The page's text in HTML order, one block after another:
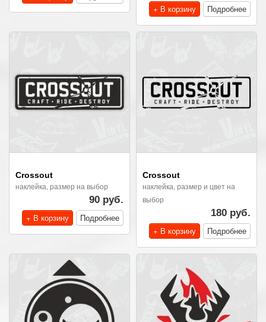
+ В корзину
Подробнее
Crossout
наклейка, размер на выбор
90 руб.
+ В корзину
Подробнее
Crossout
наклейка, размер и цвет на
выбор
180 руб.
+ В корзину
Подробнее